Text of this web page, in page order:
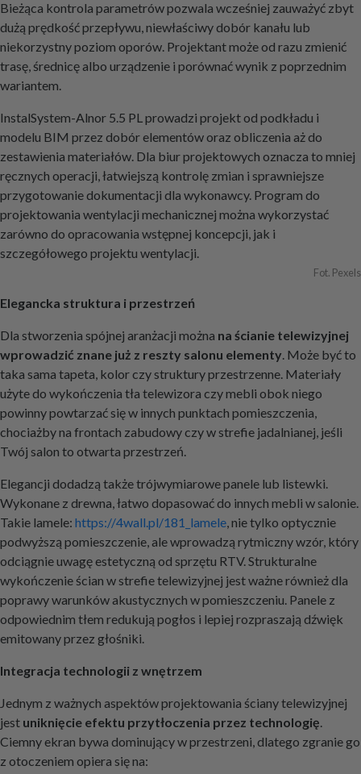
Bieżąca kontrola parametrów pozwala wcześniej zauważyć zbyt
dużą prędkość przepływu, niewłaściwy dobór kanału lub
niekorzystny poziom oporów. Projektant może od razu zmienić
trasę, średnicę albo urządzenie i porównać wynik z poprzednim
wariantem.
InstalSystem-Alnor 5.5 PL prowadzi projekt od podkładu i
modelu BIM przez dobór elementów oraz obliczenia aż do
zestawienia materiałów. Dla biur projektowych oznacza to mniej
ręcznych operacji, łatwiejszą kontrolę zmian i sprawniejsze
przygotowanie dokumentacji dla wykonawcy. Program do
projektowania wentylacji mechanicznej można wykorzystać
zarówno do opracowania wstępnej koncepcji, jak i
szczegółowego projektu wentylacji.
Fot. Pexels
Elegancka struktura i przestrzeń
Dla stworzenia spójnej aranżacji można na ścianie telewizyjnej
wprowadzić znane już z reszty salonu elementy. Może być to
taka sama tapeta, kolor czy struktury przestrzenne. Materiały
użyte do wykończenia tła telewizora czy mebli obok niego
powinny powtarzać się w innych punktach pomieszczenia,
chociażby na frontach zabudowy czy w strefie jadalnianej, jeśli
Twój salon to otwarta przestrzeń.
Elegancji dodadzą także trójwymiarowe panele lub listewki.
Wykonane z drewna, łatwo dopasować do innych mebli w salonie.
Takie lamele: https://4wall.pl/181_lamele, nie tylko optycznie
podwyższą pomieszczenie, ale wprowadzą rytmiczny wzór, który
odciągnie uwagę estetyczną od sprzętu RTV. Strukturalne
wykończenie ścian w strefie telewizyjnej jest ważne również dla
poprawy warunków akustycznych w pomieszczeniu. Panele z
odpowiednim tłem redukują pogłos i lepiej rozpraszają dźwięk
emitowany przez głośniki.
Integracja technologii z wnętrzem
Jednym z ważnych aspektów projektowania ściany telewizyjnej
jest uniknięcie efektu przytłoczenia przez technologię.
Ciemny ekran bywa dominujący w przestrzeni, dlatego zgranie go
z otoczeniem opiera się na: